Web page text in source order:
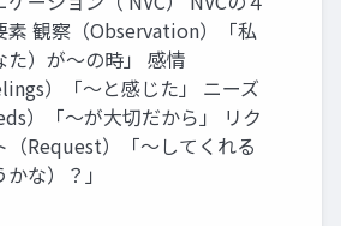
素 観察（Observation）「私
た）が〜の時」 感情
）「〜と感じた」 ニーズ
）「〜が大切だから」 リク
（Request）「〜してくれる
かな）？」